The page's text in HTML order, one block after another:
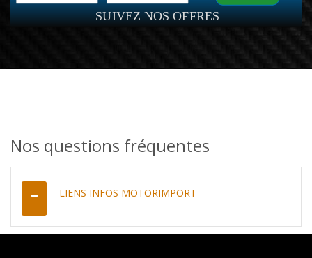
SUIVEZ NOS OFFRES
Nos questions fréquentes
LIENS INFOS MOTORIMPORT